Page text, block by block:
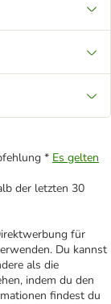
* Es gelten
der letzten 30
für
Du kannst
als die
indem du den
findest du